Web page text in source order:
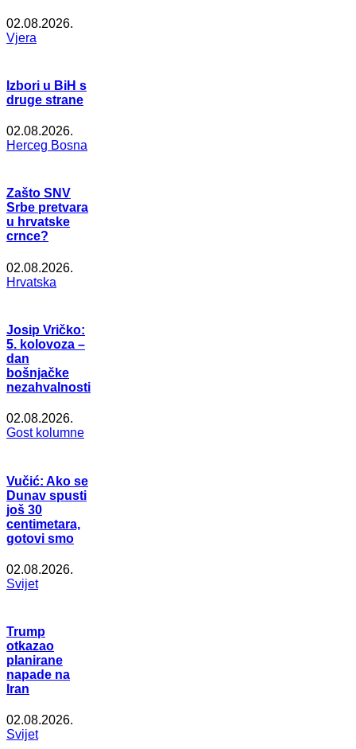
02.08.2026.
Vjera
Izbori u BiH s
druge strane
02.08.2026.
Herceg Bosna
Zašto SNV
Srbe pretvara
u hrvatske
crnce?
02.08.2026.
Hrvatska
Josip Vričko:
5. kolovoza –
dan
bošnjačke
nezahvalnosti
02.08.2026.
Gost kolumne
Vučić: Ako se
Dunav spusti
još 30
centimetara,
gotovi smo
02.08.2026.
Svijet
Trump
otkazao
planirane
napade na
Iran
02.08.2026.
Svijet